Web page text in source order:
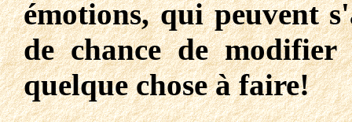
émotions, qui peuvent
de chance de
quelque chose à faire!